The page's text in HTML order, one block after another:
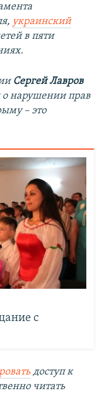
украинский
в пяти
Сергей Лавров
о нарушении прав
– это
с
доступ к
читать